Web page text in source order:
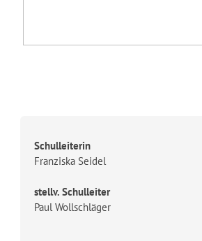
Schulleiterin
Franziska Seidel
stellv. Schulleiter
Paul Wollschläger